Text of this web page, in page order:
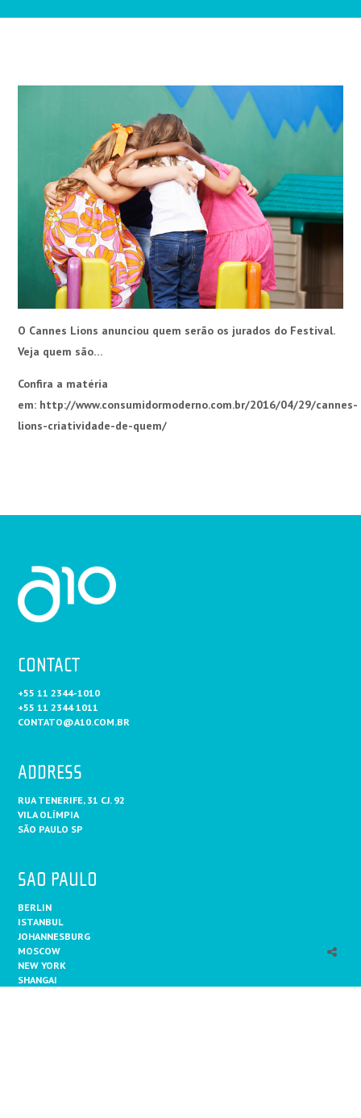
O Cannes Lions anunciou quem serão os jurados do Festival.
Veja quem são…
Confira a matéria
em: http://www.consumidormoderno.com.br/2016/04/29/cannes-
lions-criatividade-de-quem/
CONTACT
+55 11 2344-1010
+55 11 2344 1011
CONTATO@A10.COM.BR
ADDRESS
RUA TENERIFE, 31 CJ. 92
VILA OLÍMPIA
SÃO PAULO SP
SAO PAULO
BERLIN
ISTANBUL
JOHANNESBURG
MOSCOW
NEW YORK
SHANGAI